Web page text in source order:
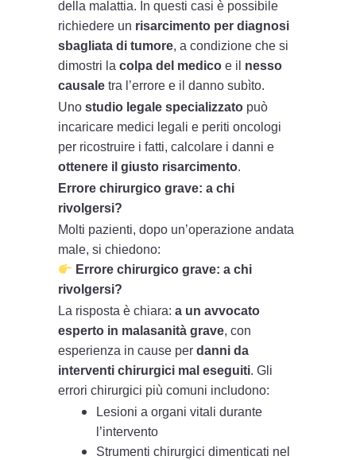
della malattia. In questi casi è possibile
richiedere un risarcimento per diagnosi
sbagliata di tumore, a condizione che si
dimostri lacolpa del medico e il nesso
causale tra l’errore e il danno subìto.
Unostudio legale specializzato può
incaricare medici legali e periti oncologi
per ricostruire i fatti, calcolare i danni e
ottenere il giusto risarcimento.
Errore chirurgico grave: a chi
rivolgersi?
Molti pazienti, dopo un’operazione andata
male, si chiedono:
Errore chirurgico grave: a chi
rivolgersi?
La risposta è chiara:a un avvocato
esperto in malasanità grave, con
esperienza in cause perdanni da
interventi chirurgici mal eseguiti. Gli
errori chirurgici più comuni includono:
Lesioni a organi vitali durante
l’intervento
Strumenti chirurgici dimenticati nel